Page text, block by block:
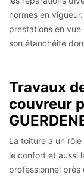
normes en
prestations en vue
son étanchéité
Travaux
couvreur
La toiture a un
le confort et aussi
professionnel près